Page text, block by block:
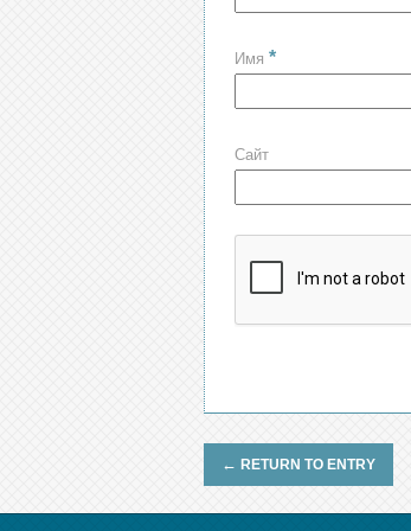
Имя *
Сайт
← RETURN TO ENTRY